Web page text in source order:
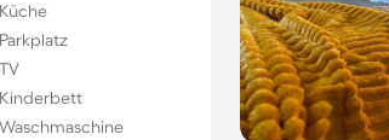
Küche
Parkplatz
TV
Kinderbett
Waschmaschine